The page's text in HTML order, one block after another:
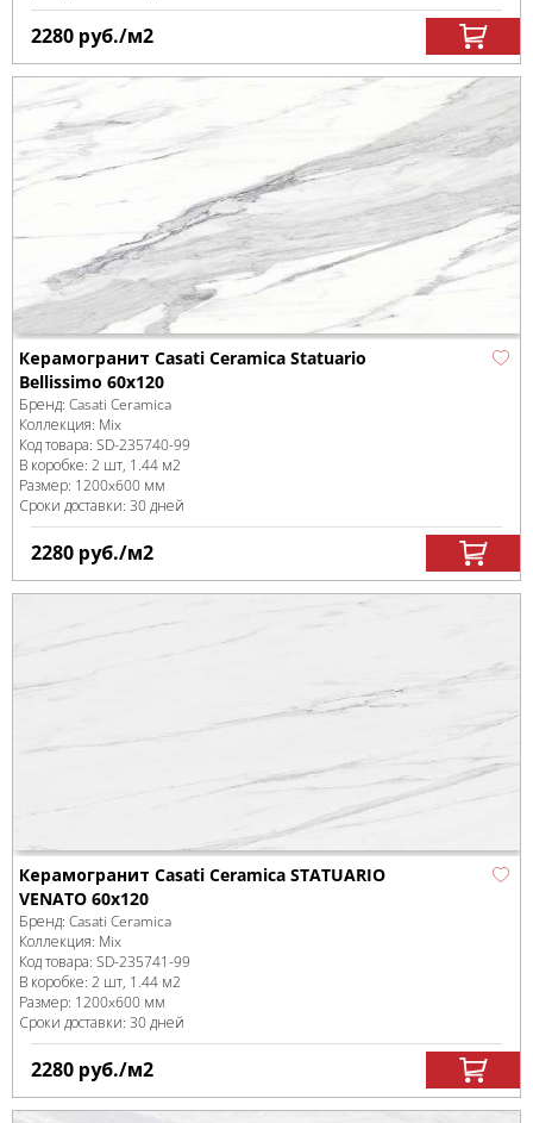
2280 руб./м2
Керамогранит Casati Ceramica Statuario
Bellissimo 60x120
Бренд: Casati Ceramica
Коллекция: Mix
Код товара: SD-235740-99
В коробке: 2 шт, 1.44 м2
Размер: 1200x600 мм
Сроки доставки: 30 дней
2280 руб./м2
Керамогранит Casati Ceramica STATUARIO
VENATO 60x120
Бренд: Casati Ceramica
Коллекция: Mix
Код товара: SD-235741-99
В коробке: 2 шт, 1.44 м2
Размер: 1200x600 мм
Сроки доставки: 30 дней
2280 руб./м2